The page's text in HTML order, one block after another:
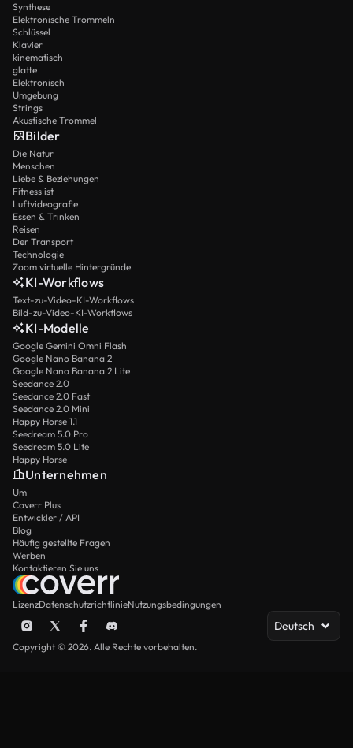
Synthese
Elektronische Trommeln
Schlüssel
Klavier
kinematisch
glatte
Elektronisch
Umgebung
Strings
Akustische Trommel
Bilder
Die Natur
Menschen
Liebe & Beziehungen
Fitness ist
Luftvideografie
Essen & Trinken
Reisen
Der Transport
Technologie
Zoom virtuelle Hintergründe
KI-Workflows
Text-zu-Video-KI-Workflows
Bild-zu-Video-KI-Workflows
KI-Modelle
Google Gemini Omni Flash
Google Nano Banana 2
Google Nano Banana 2 Lite
Seedance 2.0
Seedance 2.0 Fast
Seedance 2.0 Mini
Happy Horse 1.1
Seedream 5.0 Pro
Seedream 5.0 Lite
Happy Horse
Unternehmen
Um
Coverr Plus
Entwickler / API
Blog
Häufig gestellte Fragen
Werben
Kontaktieren Sie uns
LizenzDatenschutzrichtlinieNutzungsbedingungen
Deutsch
Copyright © 2026. Alle Rechte vorbehalten.